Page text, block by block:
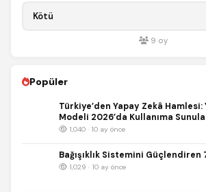
Kötü
9 oy
Popüler
Türkiye’den Yapay Zekâ Hamlesi:
Modeli 2026’da Kullanıma
1,040 · 10 ay önce
Bağışıklık Sistemini Güçlendiren
1,029 · 10 ay önce